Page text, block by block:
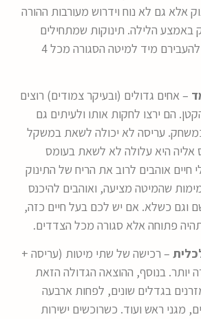
אלא גם לא נוח וידרוש מעורבות ההורה
באמצע הלילה. תינוקות שמתחילים
להתהפך במיטה, יש להעבירם מיד למיטה הסגורה מכל 4
– אחים גדולים (ובעיקר צמודים) רוצים
הם ירצו לחקות אותו ולעיתים גם
עריסה לא יכולה לשאת במשקל
אליה היא עלולה לא לשאת בעומס
חיים אוהבים לרוב את הריח של התינוק
שהמיטה מציעה, ואוהבים להיכנס
וגם כשלא. אם יש לכם בעל חיים כזה,
פתוחה אלא סגורה מכל הצדדים.
– רכישה של שתי מיטות (עריסה +
יותר. בנוסף, ההוצאה הגדולה הזאת
בגדלים שונים, לפחות ארבעה
מגני ראש ועוד. כשרוכשים ישירות